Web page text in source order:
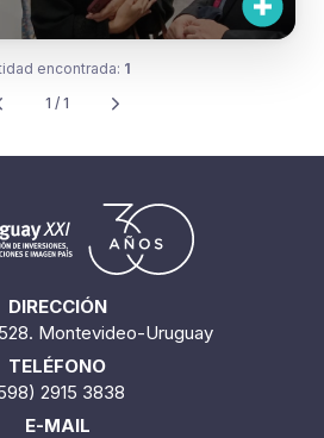
encontrada: 1
1 / 1
DIRECCIÓN
Montevideo-Uruguay
TELÉFONO
2915 3838
E-MAIL